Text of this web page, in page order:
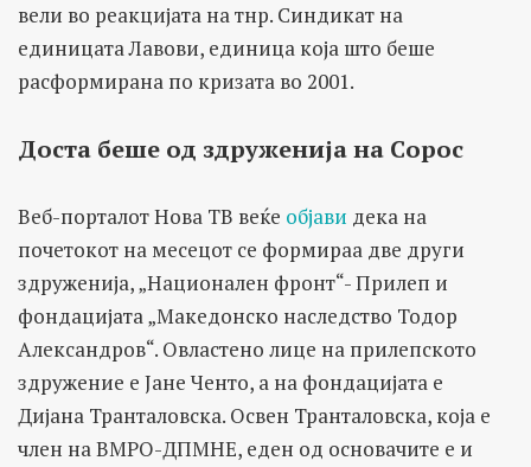
вели во реакцијата на тнр. Синдикат на
единицата Лавови, единица која што беше
расформирана по кризата во 2001.
Доста беше од здруженија на Сорос
Веб-порталот Нова ТВ веќе објави дека на
почетокот на месецот се формираа две други
здруженија, „Национален фронт“- Прилеп и
фондацијата „Македонско наследство Тодор
Александров“. Овластено лице на прилепското
здружение е Јане Ченто, а на фондацијата е
Дијана Транталовска. Освен Транталовска, која е
член на ВМРО-ДПМНЕ, еден од основачите е и